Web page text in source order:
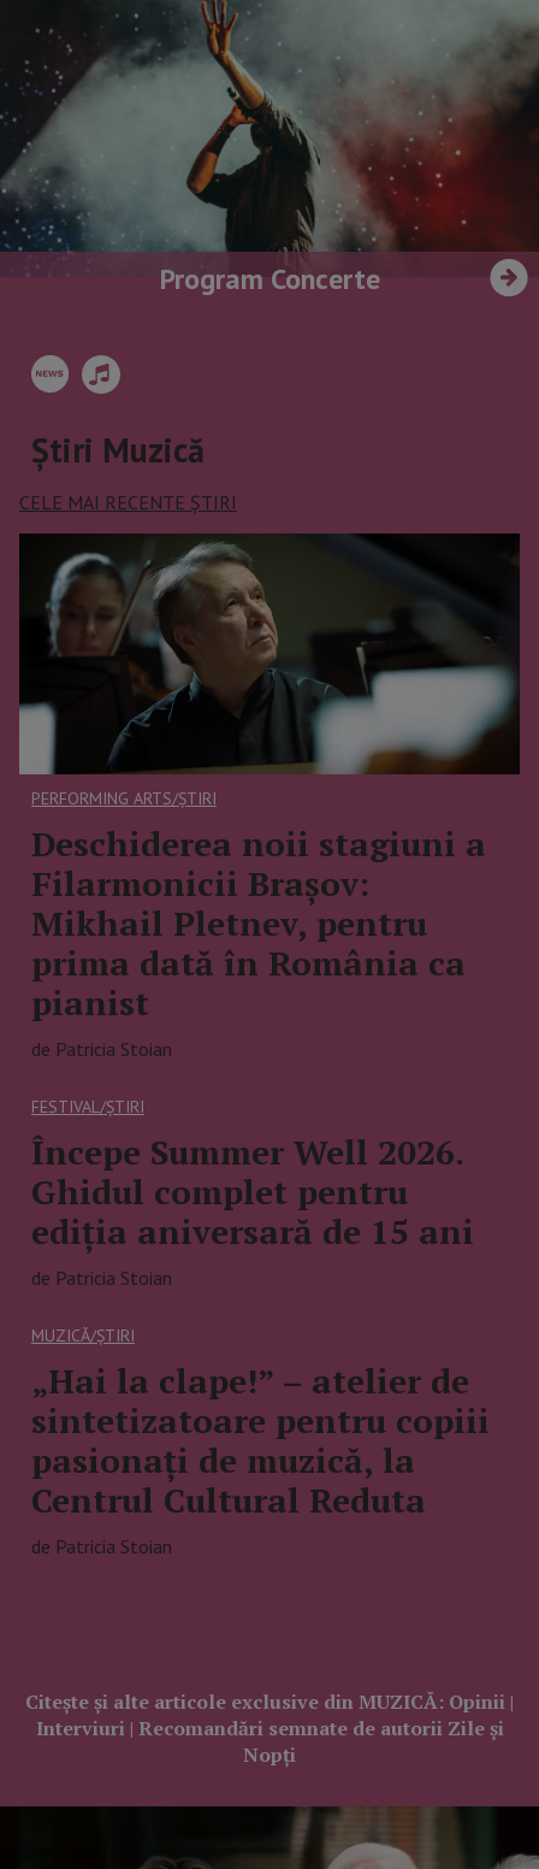
Program Concerte
Știri Muzică
CELE MAI RECENTE ȘTIRI
PERFORMING ARTS/ȘTIRI
Deschiderea noii stagiuni a
Filarmonicii Brașov:
Mikhail Pletnev, pentru
prima dată în România ca
pianist
de Patricia Stoian
FESTIVAL/ȘTIRI
Începe Summer Well 2026.
Ghidul complet pentru
ediția aniversară de 15 ani
de Patricia Stoian
MUZICĂ/ȘTIRI
„Hai la clape!” – atelier de
sintetizatoare pentru copiii
pasionați de muzică, la
Centrul Cultural Reduta
de Patricia Stoian
Citește și alte articole exclusive din MUZICĂ: Opinii |
Interviuri | Recomandări semnate de autorii Zile și
Nopți